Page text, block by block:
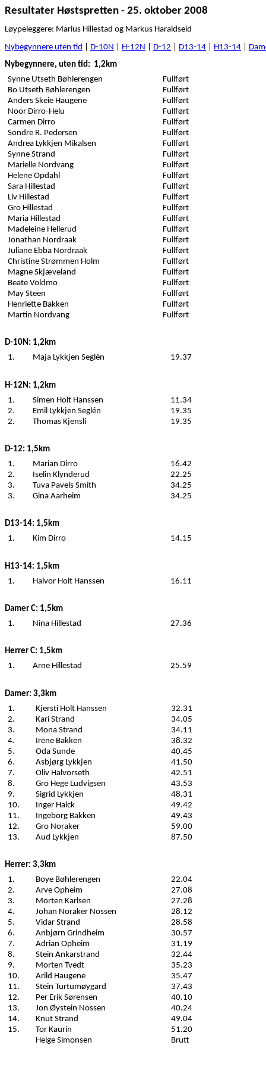
Resultater Høstspretten - 25. oktober 2008
Løypeleggere: Marius Hillestad og Markus Haraldseid
Nybegynnere uten tid
D-10N H-12N D-12 D13-14 H13-14
Nybegynnere, uten tid : 1,2km
Synne Utseth Bøhlerengen
Fullført
Bo Utseth Bøhlerengen
Fullført
Anders Skeie Haugene
Fullført
Noor Dirro-Helu
Fullført
Carmen Dirro
Fullført
Sondre R. Pedersen
Fullført
Andrea Lykkjen Mikalsen
Fullført
Synne Strand
Fullført
Marielle Nordvang
Fullført
Helene Opdahl
Fullført
Sara Hillestad
Fullført
Liv Hillestad
Fullført
Gro Hillestad
Fullført
Maria Hillestad
Fullført
Madeleine Hellerud
Fullført
Jonathan Nordraak
Fullført
Juliane Ebba Nordraak
Fullført
Christine Strømmen Holm
Fullført
Magne Skjæveland
Fullført
Beate Voldmo
Fullført
May Steen
Fullført
Henriette Bakken
Fullført
Martin Nordvang
Fullført
D-10N: 1,2km
1.
Maja Lykkjen Seglén 19.37
H-12N : 1,2km
1.
Simen Holt Hanssen
11.34
2.
Emil Lykkjen Seglén
19.35
2.
Thomas Kjensli 19.35
D-12: 1,5km
1.
Marian Dirro
16.42
2.
Iselin Klynderud
22.25
3.
Tuva Pavels Smith
34.25
3.
Gina Aarheim 34.25
D13-14: 1,5km
1.
Kim Dirro 14.15
H13-14: 1,5km
1.
Halvor Holt Hanssen 16.11
Damer C: 1,5km
1.
Nina Hillestad 27.36
Herrer C: 1,5km
1.
Arne Hillestad 25.59
Damer: 3,3km
1.
Kjersti Holt Hanssen
32.31
2.
Kari Strand
34.05
3.
Mona Strand
34.11
4.
Irene Bakken
38.32
5.
Oda Sunde
40.45
6.
Asbjørg Lykkjen
41.50
7.
Oliv Halvorseth
42.51
8.
Gro Hege Ludvigsen
43.53
9.
Sigrid Lykkjen
48.31
10.
Inger Halck
49.42
11.
Ingeborg Bakken
49.43
12.
Gro Noraker
59.00
13.
Aud Lykkjen 87.50
Herrer: 3,3km
1.
Boye Bøhlerengen
22.04
2.
Arve Opheim
27.08
3.
Morten Karlsen
27.28
4.
Johan Noraker Nossen
28.12
5.
Vidar Strand
28.58
6.
Anbjørn Grindheim
30.57
7.
Adrian Opheim
31.19
8.
Stein Ankarstrand
32.44
9.
Morten Tvedt
35.23
10.
Arild Haugene
35.47
11.
Stein Turtumøygard
37.43
12.
Per Erik Sørensen
40.10
13.
Jon Øystein Nossen
40.24
14.
Knut Strand
49.04
15.
Tor Kaurin
51.20
Helge Simonsen
Brutt